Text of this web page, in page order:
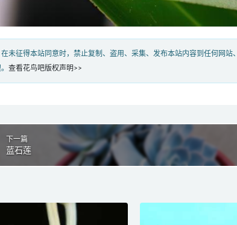
未征得本站同意时，禁止复制、盗用、采集、发布本站内容到任何网站
查看花鸟吧版权声明>>
下一篇
蓝石莲